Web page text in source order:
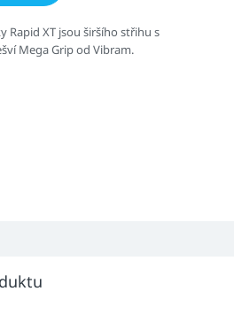
Rapid XT jsou širšího střihu s
Mega Grip od Vibram.